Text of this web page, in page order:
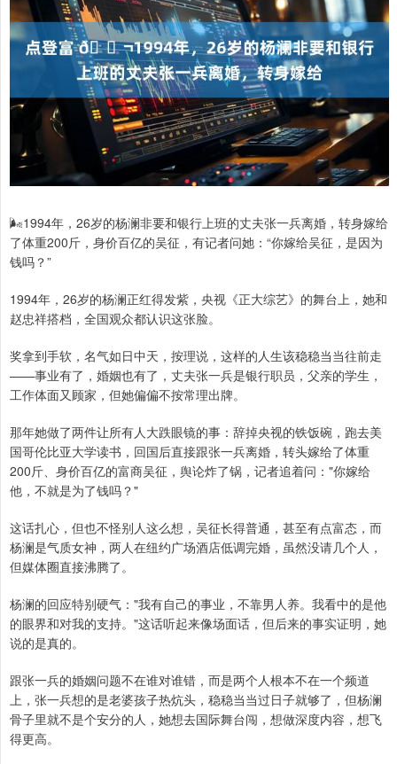
🌬1994年，26岁的杨澜非要和银行上班的丈夫张一兵离婚，转身嫁给
了体重200斤，身价百亿的吴征，有记者问她：“你嫁给吴征，是因为
钱吗？”
1994年，26岁的杨澜正红得发紫，央视《正大综艺》的舞台上，她和
赵忠祥搭档，全国观众都认识这张脸。
奖拿到手软，名气如日中天，按理说，这样的人生该稳稳当当往前走
——事业有了，婚姻也有了，丈夫张一兵是银行职员，父亲的学生，
工作体面又顾家，但她偏偏不按常理出牌。
那年她做了两件让所有人大跌眼镜的事：辞掉央视的铁饭碗，跑去美
国哥伦比亚大学读书，回国后直接跟张一兵离婚，转头嫁给了体重
200斤、身价百亿的富商吴征，舆论炸了锅，记者追着问："你嫁给
他，不就是为了钱吗？"
这话扎心，但也不怪别人这么想，吴征长得普通，甚至有点富态，而
杨澜是气质女神，两人在纽约广场酒店低调完婚，虽然没请几个人，
但媒体圈直接沸腾了。
杨澜的回应特别硬气："我有自己的事业，不靠男人养。我看中的是他
的眼界和对我的支持。"这话听起来像场面话，但后来的事实证明，她
说的是真的。
跟张一兵的婚姻问题不在谁对谁错，而是两个人根本不在一个频道
上，张一兵想的是老婆孩子热炕头，稳稳当当过日子就够了，但杨澜
骨子里就不是个安分的人，她想去国际舞台闯，想做深度内容，想飞
得更高。